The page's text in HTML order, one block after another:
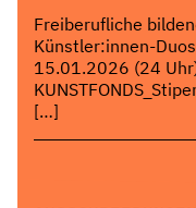
Freiberufliche
Künstler:innen-
15.01.2026 (24
[…]